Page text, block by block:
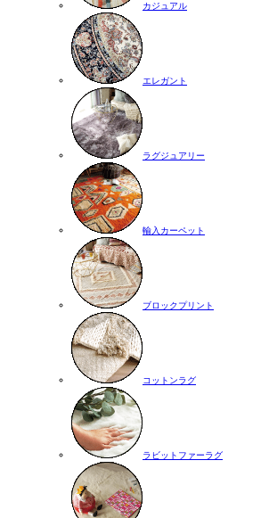
カジュアル
エレガント
ラグジュアリー
輸入カーペット
ブロックプリント
コットンラグ
ラビットファーラグ